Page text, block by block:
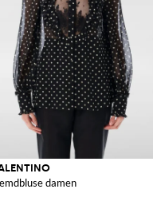
mit Perlen
damen